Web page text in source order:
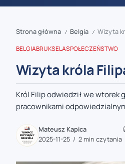
zaobserwuj nas
zaobserwuj nas
Strona główna / Belgia / Wizyta
BELGIABRUKSELASPOŁECZEŃSTWO
Wizyta króla
Król Filip odwiedził we wtorek
pracownikami
Mateusz Kapica
2025-11-25
2 min czytania